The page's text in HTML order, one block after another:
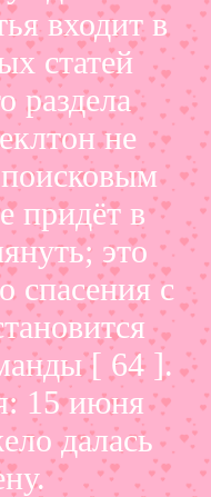
входит в
статей
раздела
не
придёт в
это
спасения с
[ 64 ].
15 июня
далась